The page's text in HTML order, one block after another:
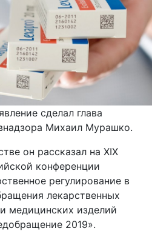
сделал глава
Михаил Мурашко.
он рассказал на XIX
конференции
регулирование в
лекарственных
медицинских изделий
2019».